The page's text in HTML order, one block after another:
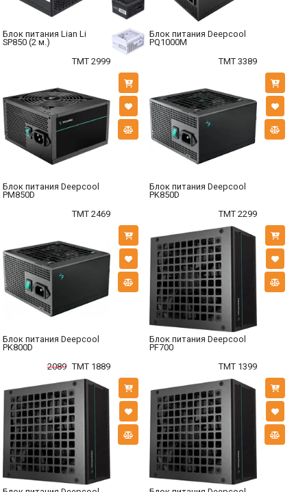
Блок питания Lian Li
SP850 (2 м.)
TMT 2999
Блок питания Deepcool
PQ1000M
TMT 3389
Блок питания Deepcool
PM850D
TMT 2469
Блок питания Deepcool
PK850D
TMT 2299
Блок питания Deepcool
PK800D
2089 TMT 1889
Блок питания Deepcool
PF700
TMT 1399